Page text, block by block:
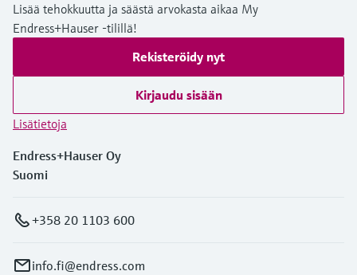
Lisää tehokkuutta ja säästä arvokasta aikaa My
Endress+Hauser -tilillä!
Rekisteröidy nyt
Kirjaudu sisään
Lisätietoja
Endress+Hauser Oy
Suomi
+358 20 1103 600
info.fi@endress.com